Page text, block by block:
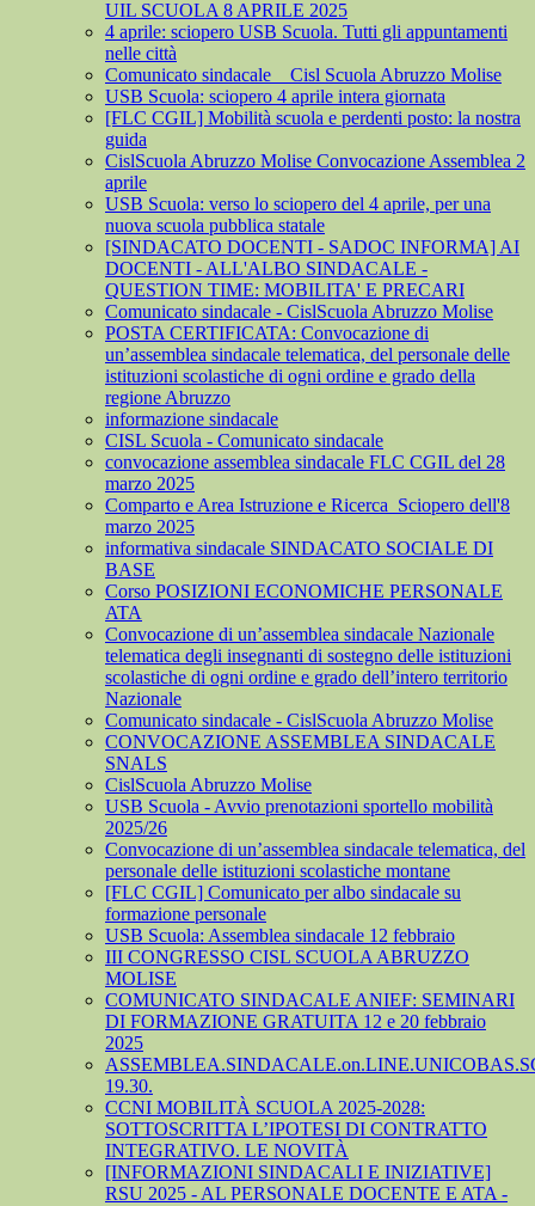
UIL SCUOLA 8 APRILE 2025
4 aprile: sciopero USB Scuola. Tutti gli appuntamenti
nelle città
Comunicato sindacale _ Cisl Scuola Abruzzo Molise
USB Scuola: sciopero 4 aprile intera giornata
[FLC CGIL] Mobilità scuola e perdenti posto: la nostra
guida
CislScuola Abruzzo Molise Convocazione Assemblea 2
aprile
USB Scuola: verso lo sciopero del 4 aprile, per una
nuova scuola pubblica statale
[SINDACATO DOCENTI - SADOC INFORMA] AI
DOCENTI - ALL'ALBO SINDACALE -
QUESTION TIME: MOBILITA' E PRECARI
Comunicato sindacale - CislScuola Abruzzo Molise
POSTA CERTIFICATA: Convocazione di
un’assemblea sindacale telematica, del personale delle
istituzioni scolastiche di ogni ordine e grado della
regione Abruzzo
informazione sindacale
CISL Scuola - Comunicato sindacale
convocazione assemblea sindacale FLC CGIL del 28
marzo 2025
Comparto e Area Istruzione e Ricerca_Sciopero dell'8
marzo 2025
informativa sindacale SINDACATO SOCIALE DI
BASE
Corso POSIZIONI ECONOMICHE PERSONALE
ATA
Convocazione di un’assemblea sindacale Nazionale
telematica degli insegnanti di sostegno delle istituzioni
scolastiche di ogni ordine e grado dell’intero territorio
Nazionale
Comunicato sindacale - CislScuola Abruzzo Molise
CONVOCAZIONE ASSEMBLEA SINDACALE
SNALS
CislScuola Abruzzo Molise
USB Scuola - Avvio prenotazioni sportello mobilità
2025/26
Convocazione di un’assemblea sindacale telematica, del
personale delle istituzioni scolastiche montane
[FLC CGIL] Comunicato per albo sindacale su
formazione personale
USB Scuola: Assemblea sindacale 12 febbraio
III CONGRESSO CISL SCUOLA ABRUZZO
MOLISE
COMUNICATO SINDACALE ANIEF: SEMINARI
DI FORMAZIONE GRATUITA 12 e 20 febbraio
2025
19.30.
CCNI MOBILITÀ SCUOLA 2025-2028:
SOTTOSCRITTA L’IPOTESI DI CONTRATTO
INTEGRATIVO. LE NOVITÀ
[INFORMAZIONI SINDACALI E INIZIATIVE]
RSU 2025 - AL PERSONALE DOCENTE E ATA -